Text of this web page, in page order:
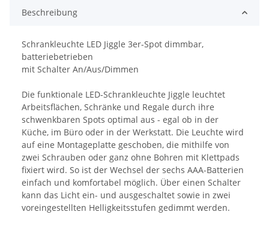
Beschreibung
Schrankleuchte LED Jiggle 3er-Spot dimmbar,
batteriebetrieben
mit Schalter An/Aus/Dimmen
Die funktionale LED-Schrankleuchte Jiggle leuchtet
Arbeitsflächen, Schränke und Regale durch ihre
schwenkbaren Spots optimal aus - egal ob in der
Küche, im Büro oder in der Werkstatt. Die Leuchte wird
auf eine Montageplatte geschoben, die mithilfe von
zwei Schrauben oder ganz ohne Bohren mit Klettpads
fixiert wird. So ist der Wechsel der sechs AAA-Batterien
einfach und komfortabel möglich. Über einen Schalter
kann das Licht ein- und ausgeschaltet sowie in zwei
voreingestellten Helligkeitsstufen gedimmt werden.